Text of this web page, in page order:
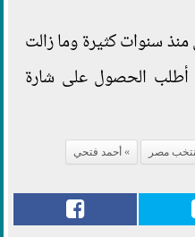
سنوات كثيرة وما زالت
أطلب الحصول على شارة
مصر
أحمد فتحي